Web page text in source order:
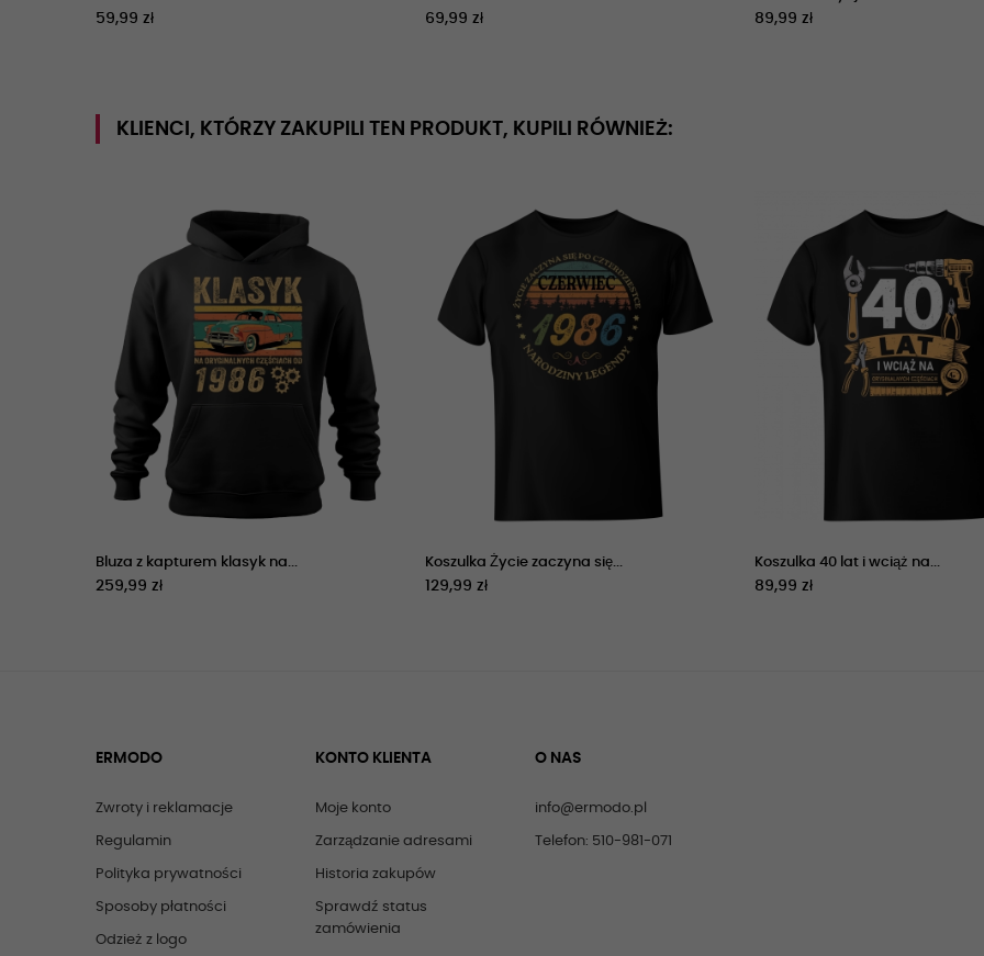
59,99 zł 69,99 zł 89,99 zł
KLIENCI, KTÓRZY ZAKUPILI TEN PRODUKT, KUPILI RÓWNIEŻ:
Bluza z kapturem klasyk na...
259,99 zł
Koszulka Życie zaczyna się...
129,99 zł
Koszulka 40 lat i wciąż na...
89,99 zł
ERMODO
Zwroty i reklamacje
Regulamin
Polityka prywatności
Sposoby płatności
Odzież z logo
KONTO KLIENTA
Moje konto
Zarządzanie adresami
Historia zakupów
Sprawdź status
zamówienia
O NAS
info@ermodo.pl
Telefon: 510-981-071